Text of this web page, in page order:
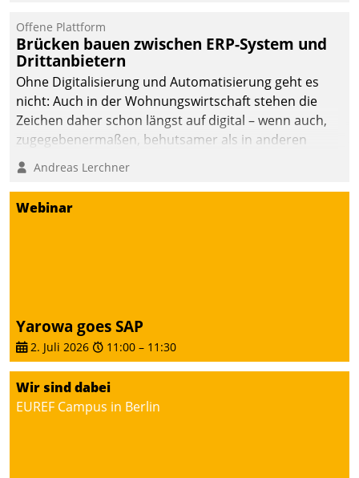
Offene Plattform
Brücken bauen zwischen ERP-System und
Drittanbietern
Ohne Digitalisierung und Automatisierung geht es
nicht: Auch in der Wohnungswirtschaft stehen die
Zeichen daher schon längst auf digital – wenn auch,
zugegebenermaßen, behutsamer als in anderen
Branchen.
Andreas Lerchner
Webinar
Yarowa goes SAP
2. Juli 2026 11:00 – 11:30
Wir sind dabei
EUREF Campus in Berlin